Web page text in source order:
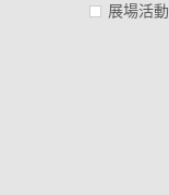
展場活動